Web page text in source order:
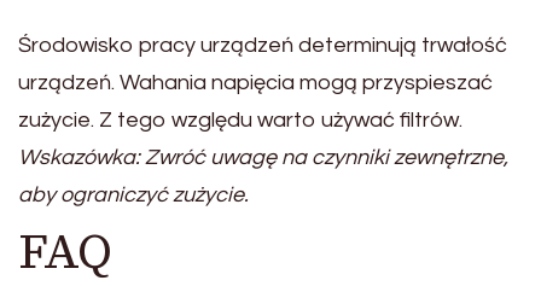
Środowisko pracy urządzeń determinują trwałość
urządzeń. Wahania napięcia mogą przyspieszać
zużycie. Z tego względu warto używać filtrów.
Wskazówka: Zwróć uwagę na czynniki zewnętrzne,
aby ograniczyć zużycie.
FAQ